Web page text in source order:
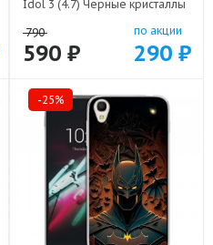
Idol 3 (4.7) Черные кристаллы
790
590 ₽
по акции
290 ₽
-25%